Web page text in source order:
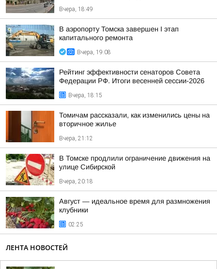
Вчера, 18:49
В аэропорту Томска завершен I этап
капитального ремонта
Вчера, 19:08
Рейтинг эффективности сенаторов Совета
Федерации РФ. Итоги весенней сессии-2026
Вчера, 18:15
Томичам рассказали, как изменились цены на
вторичное жилье
Вчера, 21:12
В Томске продлили ограничение движения на
улице Сибирской
Вчера, 20:18
Август — идеальное время для размножения
клубники
02:25
ЛЕНТА НОВОСТЕЙ